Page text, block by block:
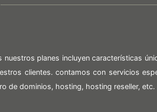
nuestros planes incluyen características
clientes. contamos con servicios
de dominios, hosting, hosting reseller, etc.